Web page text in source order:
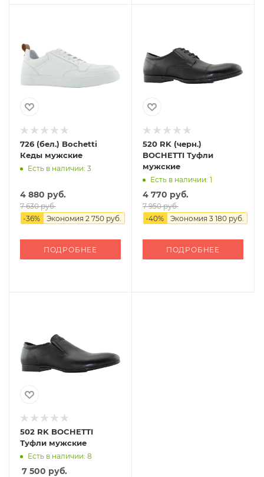
726 (бел.) Bochetti
Кеды мужские
Есть в наличии: 3
4 880 руб.
7 630 руб.
-36% Экономия 2 750 руб.
ПОДРОБНЕЕ
520 RK (черн.)
BOCHETTI Туфли
мужские
Есть в наличии: 1
4 770 руб.
7 950 руб.
-40% Экономия 3 180 руб.
ПОДРОБНЕЕ
502 RK BOCHETTI
Туфли мужские
Есть в наличии: 8
7 500 руб.